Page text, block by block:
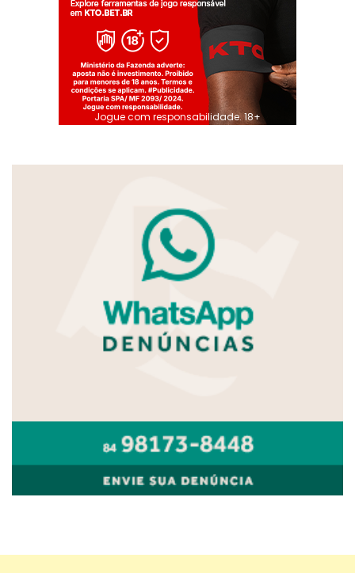
Jogue com responsabilidade. 18+